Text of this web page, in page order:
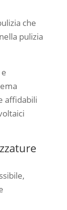
che
pulizia
affidabili